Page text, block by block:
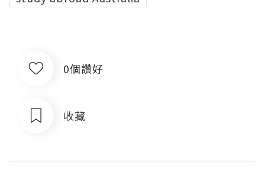
0個讚好
收藏